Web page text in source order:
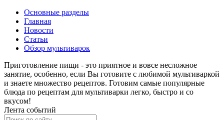
Основные разделы
Главная
Новости
Статьи
Обзор мультиварок
Приготовление пищи - это приятное и вовсе несложное
занятие, особенно, если Вы готовите с любимой мультиваркой
и знаете множество рецептов. Готовим самые популярные
блюда по рецептам для мультиварки легко, быстро и со
вкусом!
Лента событий